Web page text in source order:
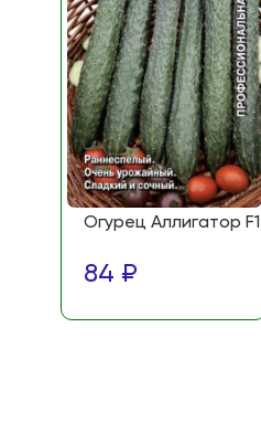
Огурец Аллигатор F1
84 ₽